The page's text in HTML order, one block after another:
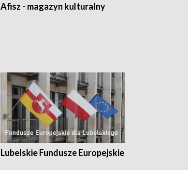
Afisz - magazyn kulturalny
Lubelskie Fundusze Europejskie